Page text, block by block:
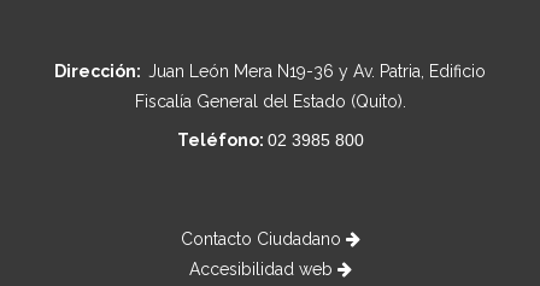
Dirección: Juan León Mera N19-36 y Av. Patria, Edificio
Fiscalía General del Estado (Quito).
Teléfono: 02 3985 800
Contacto Ciudadano
Accesibilidad web